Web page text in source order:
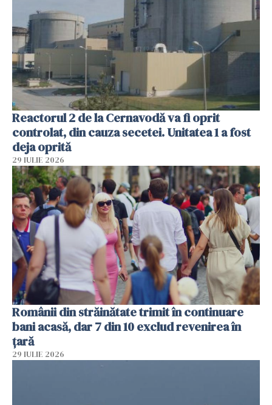
Reactorul 2 de la Cernavodă va fi oprit
controlat, din cauza secetei. Unitatea 1 a fost
deja oprită
29 IULIE 2026
Românii din străinătate trimit în continuare
bani acasă, dar 7 din 10 exclud revenirea în
țară
29 IULIE 2026